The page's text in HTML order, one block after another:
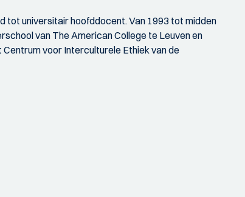
tot universitair hoofddocent. Van 1993 tot midden
van The American College te Leuven en
voor Interculturele Ethiek van de